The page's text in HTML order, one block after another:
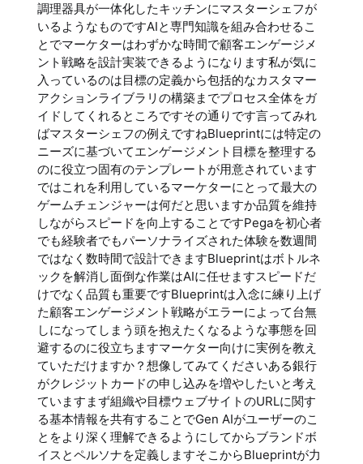
調理器具が一体化したキッチンにマスターシェフが
いるようなものですAIと専門知識を組み合わせるこ
とでマーケターはわずかな時間で顧客エンゲージメ
ント戦略を設計実装できるようになります私が気に
入っているのは目標の定義から包括的なカスタマー
アクションライブラリの構築までプロセス全体をガ
イドしてくれるところですその通りです言ってみれ
ばマスターシェフの例えですねBlueprintには特定の
ニーズに基づいてエンゲージメント目標を整理する
のに役立つ固有のテンプレートが用意されています
ではこれを利用しているマーケターにとって最大の
ゲームチェンジャーは何だと思いますか品質を維持
しながらスピードを向上することですPegaを初心者
でも経験者でもパーソナライズされた体験を数週間
ではなく数時間で設計できますBlueprintはボトルネ
ックを解消し面倒な作業はAIに任せますスピードだ
けでなく品質も重要ですBlueprintは入念に練り上げ
た顧客エンゲージメント戦略がエラーによって台無
しになってしまう頭を抱えたくなるような事態を回
避するのに役立ちますマーケター向けに実例を教え
ていただけますか？想像してみてくださいある銀行
がクレジットカードの申し込みを増やしたいと考え
ていますまず組織や目標ウェブサイトのURLに関す
る基本情報を共有することでGen AIがユーザーのこ
とをより深く理解できるようにしてからブランドボ
イスとペルソナを定義しますそこからBlueprintが力